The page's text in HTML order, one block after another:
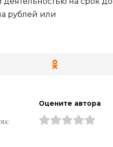
рублей или
Оцените автора